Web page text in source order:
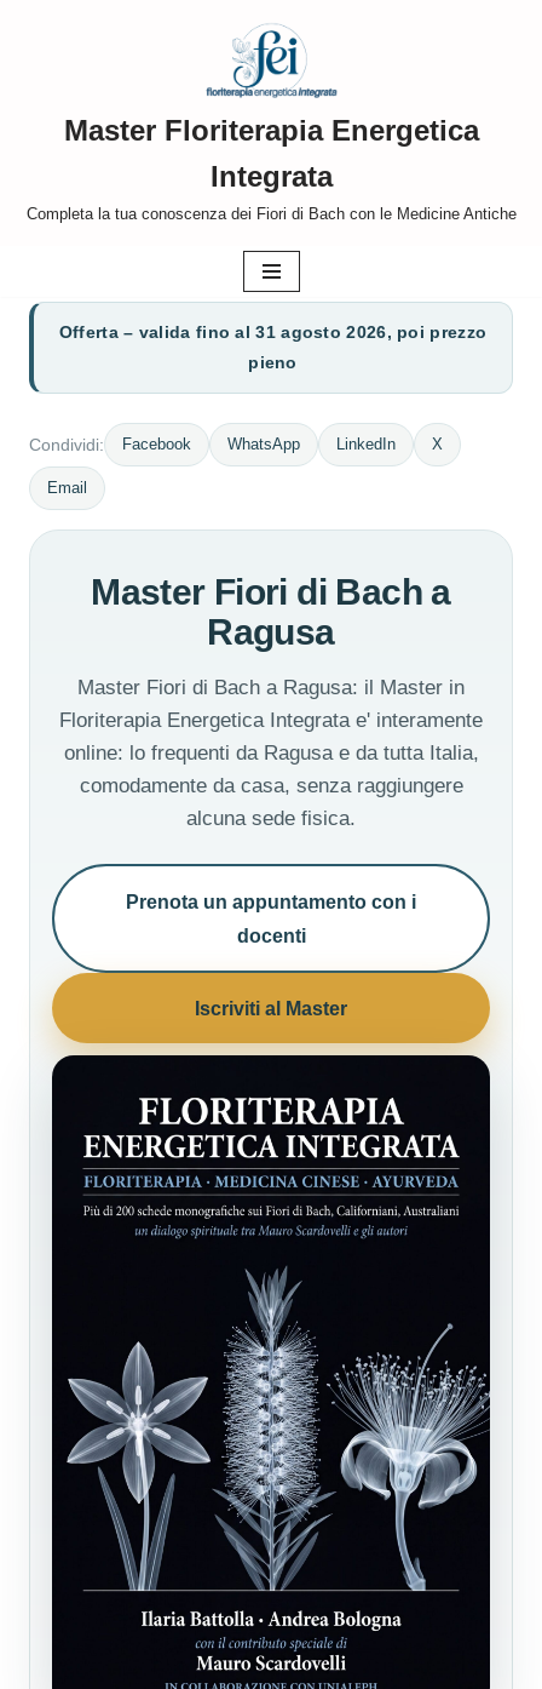
contenutoMaster Floriterapia Energetica
Integrata
Completa la tua conoscenza dei Fiori di Bach con le Medicine Antiche
Offerta – valida fino al 31 agosto 2026, poi prezzo
pieno
Condividi: Facebook WhatsApp LinkedIn X
Email
Master Fiori di Bach a
Ragusa
Master Fiori di Bach a Ragusa: il Master in
Floriterapia Energetica Integrata e' interamente
online: lo frequenti da Ragusa e da tutta Italia,
comodamente da casa, senza raggiungere
alcuna sede fisica.
Prenota un appuntamento con i
docenti
Iscriviti al Master